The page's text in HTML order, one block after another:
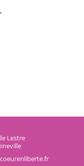
Lestre